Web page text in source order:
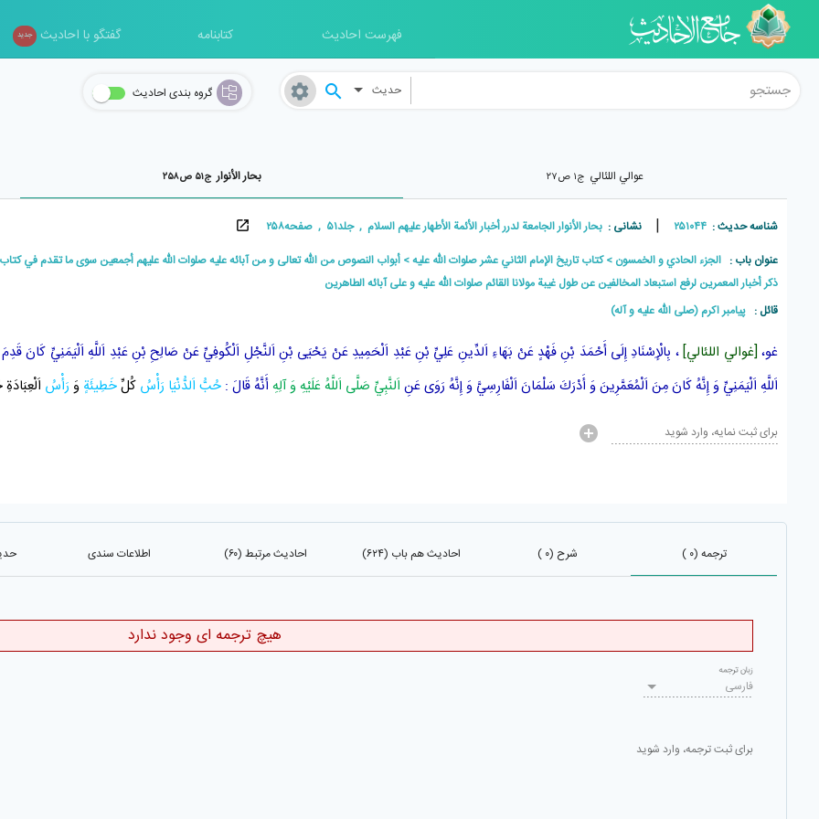
فهرست احادیث کتابنامه گفتگو با احادیث جدید
حدیث گروه بندی احادیث
عوالي اللئالي ج۱ ص۲۷ بحار الأنوار ج۵۱ ص۲۵۸
شناسه حدیث : ۲۵۱۰۴۴ | نشانی : بحار الأنوار الجامعة لدرر أخبار الأئمة الأطهار علیهم السلام , جلد۵۱ , صفحه۲۵۸
عنوان باب : الجزء الحادي و الخمسون كتاب تاريخ الإمام الثاني عشر صلوات اللّه عليه أبواب النصوص من الله تعالى و من آبائه عليه صلوات الله عليهم أجمعين سوى ما تقدم في
ذكر أخبار المعمرين لرفع استبعاد المخالفين عن طول غيبة مولانا القائم صلوات الله عليه و على آبائه الطاهرين
قائل : پيامبر اکرم (صلی الله علیه و آله)
غو، [غوالي اللئالي]، بِالْإِسْنَادِ إِلَىأَحْمَدَ بْنِ فَهْدٍ عَنْ بَهَاءِ اَلدِّينِ عَلِيِّ بْنِ عَبْدِ اَلْحَمِيدِ عَنْ يَحْيَى بْنِ اَلنَّجْلِ اَلْكُوفِيِّ عَنْ صَالِحِ بْنِ عَبْدِ اَللَّهِ اَلْيَمَنِيِّ كَانَ قَدِمَ
اَللَّهِ اَلْيَمَنِيِّ وَ إِنَّهُ كَانَ مِنَ اَلْمُعَمَّرِينَ وَ أَدْرَكَ سَلْمَانَ اَلْفَارِسِيَّ وَ إِنَّهُ رَوَى عَنِ اَلنَّبِيِّ صَلَّى اَللَّهُ عَلَيْهِ وَ آلِهِأَنَّهُ قَالَ : حُبُّ اَلدُّنْيَا رَأْسُ كُلِّخَطِيئَةٍ وَ رَأْسُ
برای ثبت نمایه، وارد شوید
ترجمه (۰ ) شرح (۰ ) احادیث هم باب (۶۲۴) احادیث مرتبط (۶۰) اطلاعات سندی
هیچ ترجمه ای وجود ندارد
فارسی
زبان ترجمه
برای ثبت ترجمه، وارد شوید